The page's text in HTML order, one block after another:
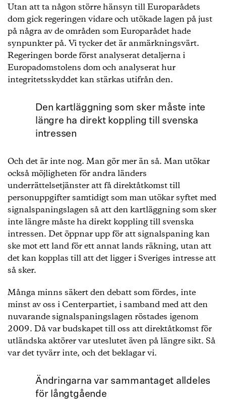
Utan att ta någon större hänsyn till Europarådets
dom gick regeringen vidare och utökade lagen på just
på några av de områden som Europarådet hade
synpunkter på. Vi tycker det är anmärkningsvärt.
Regeringen borde först analyserat detaljerna i
Europadomstolens dom och analyserat hur
integritetsskyddet kan stärkas utifrån den.
Den kartläggning som sker måste inte
längre ha direkt koppling till svenska
intressen
Och det är inte nog. Man gör mer än så. Man utökar
också möjligheten för andra länders
underrättelsetjänster att få direktåtkomst till
personuppgifter samtidigt som man utökar syftet med
signalspaningslagen så att den kartläggning som sker
inte längre måste ha direkt koppling till svenska
intressen. Det öppnar upp för att signalspaning kan
ske mot ett land för ett annat lands räkning, utan att
det kan kopplas till att det ligger i Sveriges intresse att
så sker.
Många minns säkert den debatt som fördes, inte
minst av oss i Centerpartiet, i samband med att den
nuvarande signalspaningslagen röstades igenom
2009. Då var budskapet till oss att direktåtkomst för
utländska aktörer var uteslutet även på längre sikt. Så
var det tyvärr inte, och det beklagar vi.
Ändringarna var sammantaget alldeles
för långtgående